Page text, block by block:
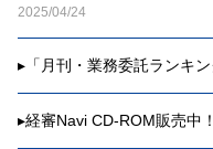
2025/04/24
▸ 「月刊・業務委託ランキ
▸経審Navi CD-ROM販売中！